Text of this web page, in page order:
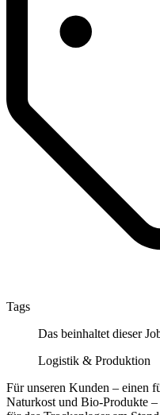
Tags
Das beinhaltet dieser
Logistik & Produktion
Für unseren Kunden – einen
Naturkost und Bio-Produkte